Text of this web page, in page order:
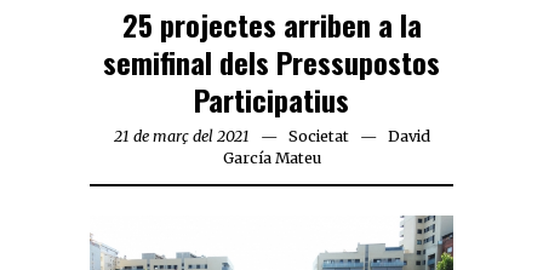
25 projectes arriben a la
semifinal dels Pressupostos
Participatius
21 de març del 2021 Societat
David
García Mateu